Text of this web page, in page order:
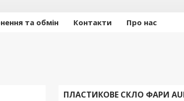
та обмін Контакти Про нас
ПЛАСТИКОВЕ СКЛО ФАРИ